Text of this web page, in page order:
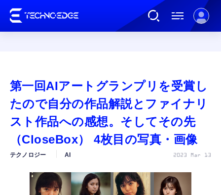
AI
ガジェット
カルチャー
第一回AIアートグランプリを受賞し
たので自分の作品解説とファイナリ
スト作品への感想。そしてその先
（CloseBox） 4枚目の写真・画像
テクノロジー AI 2023 Mar 13